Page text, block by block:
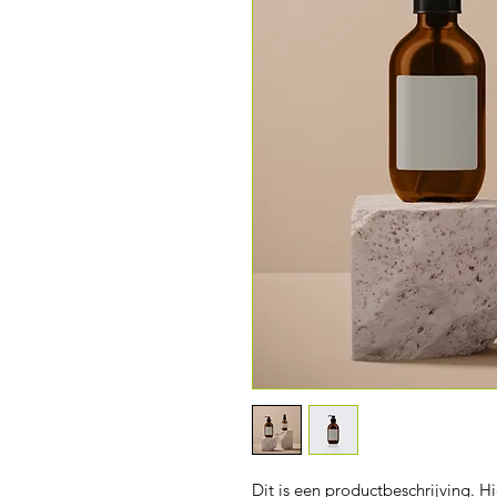
Dit is een productbeschrijving.